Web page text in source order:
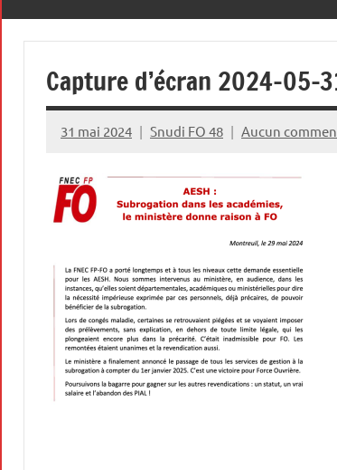
48
droits,
celui
qui
défendre
tous
autres
Capture d’écran 2024-05-
31 mai 2024 Snudi FO 48 Aucun